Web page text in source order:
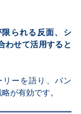
られる反面、シ
わせて活用すると
ーを語り、バン
が有効です。